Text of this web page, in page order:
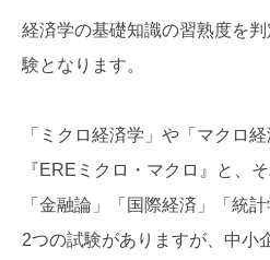
経済学の基礎知識の習熟度を
験となります。
「ミクロ経済学」や「マクロ
『EREミクロ・マクロ』と、
「金融論」「国際経済」「統
2つの試験がありますが、中小